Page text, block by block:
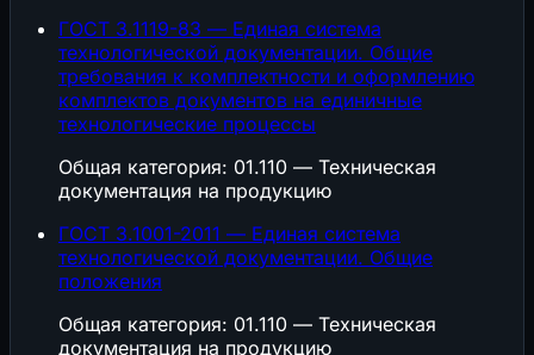
ГОСТ 3.1119-83 — Единая система
технологической документации. Общие
требования к комплектности и оформлению
комплектов документов на единичные
технологические процессы
Общая категория: 01.110 — Техническая
документация на продукцию
ГОСТ 3.1001-2011 — Единая система
технологической документации. Общие
положения
Общая категория: 01.110 — Техническая
документация на продукцию